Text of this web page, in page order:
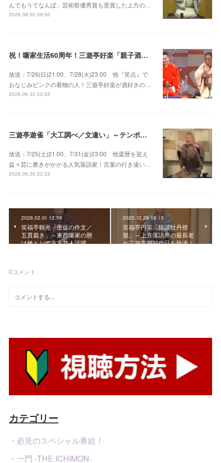
んでもうてなんぼ」芸術祭優秀賞も受賞した上方の…
2026.08.02 09:00
祝！噺家生活60周年！三遊亭好楽「親子酒」錦笑亭満堂「桜ん坊」～満堂フェス2026
放送：7/26(日)21:00、7/28(火)23:00 他『笑点』で
おなじみピンクの着物の人！三遊亭好楽が酒好きの…
2026.06.30 22:25
三遊亭遊雀「大工調べ／文違い」～テンポよくたたみかける語り口で人気・実力とも屈指！
放送：7/25(土)21:00、7/31(金)23:00 他還暦を迎え
益々芸に磨きがかかる人気落語家！言葉の行き違い…
2026.06.30 22:23
2026.02.01 12:59
笑福亭鶴光「生徒の作文／
五貫裁き」～東西噺家の懸
け橋として上方芸人活躍…
2025.12.29 18:15
笑福亭円笑「怪談牡丹燈
籠」～上方落語界の最長老
が三遊亭圓朝作品を熱演！
0コメント
カテゴリー
・必見のスペシャル番組！
・一門 -THE ICHIMON-